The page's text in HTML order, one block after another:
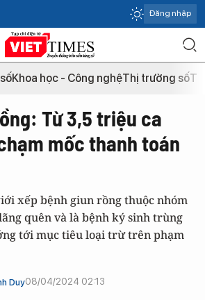
Đăng nhập
Khoa học - Công nghệThị trường số
Từ 3,5 triệu ca
mốc thanh toán
xếp bệnh giun rồng thuộc nhóm
quên và là bệnh ký sinh trùng
tới mục tiêu loại trừ trên phạm
Duy08/04/2024 02:13